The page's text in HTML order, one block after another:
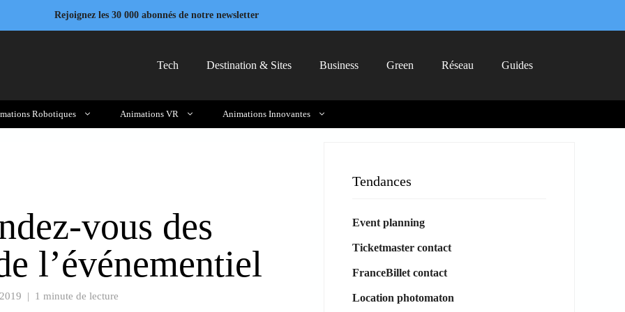
Rejoignez les 30 000 abonnés de notre newsletter
Tech Destination & Sites Business Green Réseau Guides
Robotiques Animations VR Animations Innovantes
vous des
l’événementiel
| 1 minute de lecture
Tendances
Event planning
Ticketmaster contact
FranceBillet contact
Location photomaton